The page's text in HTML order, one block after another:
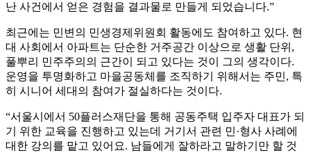
난 사건에서 얻은 경험을 결과물로 만들게 되었습니다.”
최근에는 민변의 민생경제위원회 활동에도 참여하고 있다. 현
대 사회에서 아파트는 단순한 거주공간 이상으로 생활 단위,
풀뿌리 민주주의의 근간이 되고 있다는 것이 그의 생각이다.
운영을 투명화하고 마을공동체를 조직하기 위해서는 주민, 특
히 시니어 세대의 참여가 절실하다는 것이다.
“서울시에서 50플러스재단을 통해 공동주택 입주자 대표가 되
기 위한 교육을 진행하고 있는데 거기서 관련 민·형사 사례에
대한 강의를 맡고 있어요. 남들에게 잘하라고 말하기만 할 것